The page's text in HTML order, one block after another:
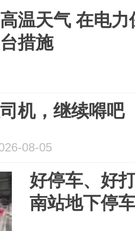
温天气 在电
措施
机，继续嘚吧
08-05
好停车、好
南站地下停